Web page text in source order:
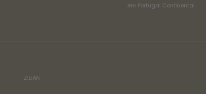
em Portugal Continental
ZILIAN